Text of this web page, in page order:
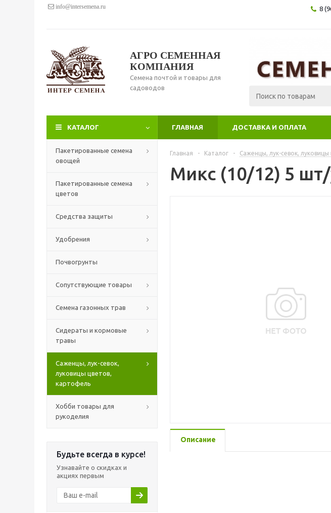
info@intersemena.ru 8
АГРО СЕМЕННАЯ
КОМПАНИЯ
Семена почтой и товары для
садоводов
КАТАЛОГ ГЛАВНАЯ ДОСТАВКА И ОПЛАТА
Пакетированные семена
овощей
Пакетированные семена
цветов
Средства защиты
Удобрения
Почвогрунты
Сопутствующие товары
Семена газонных трав
Сидераты и кормовые
травы
Саженцы, лук-севок,
луковицы цветов,
картофель
Хобби товары для
рукоделия
Будьте всегда в курсе!
Узнавайте о скидках и
акциях первым
Главная - Каталог - Саженцы, лук-севок,
Микс (10/12) 5
Описание